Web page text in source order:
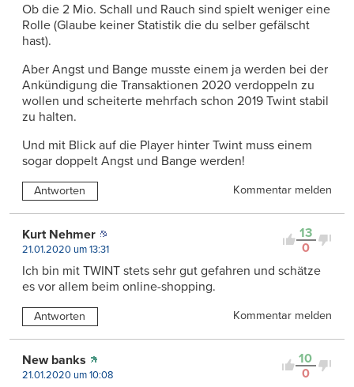
Ob die 2 Mio. Schall und Rauch sind spielt weniger eine
Rolle (Glaube keiner Statistik die du selber gefälscht
hast).
Aber Angst und Bange musste einem ja werden bei der
Ankündigung die Transaktionen 2020 verdoppeln zu
wollen und scheiterte mehrfach schon 2019 Twint stabil
zu halten.
Und mit Blick auf die Player hinter Twint muss einem
sogar doppelt Angst und Bange werden!
Antworten Kommentar melden
13
0
Kurt Nehmer
21.01.2020 um 13:31
Ich bin mit TWINT stets sehr gut gefahren und schätze
es vor allem beim online-shopping.
Antworten Kommentar melden
10
0
New banks
21.01.2020 um 10:08